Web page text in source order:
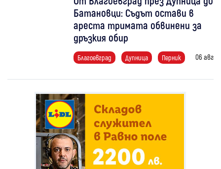
Батановци: Съдът остави в
ареста тримата обвинени за
дръзкия обир
Благоевград Дупница Перник 06 авг